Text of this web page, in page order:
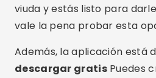
viuda y estás listo para
vale la pena probar esta
Además, la aplicación está
descargar gratisPuedes